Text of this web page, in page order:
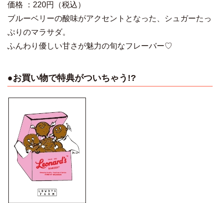
価格 ：220円（税込）
ブルーベリーの酸味がアクセントとなった、シュガーたっ
ぷりのマラサダ。
ふんわり優しい甘さが魅力の旬なフレーバー♡
●お買い物で特典がついちゃう!?